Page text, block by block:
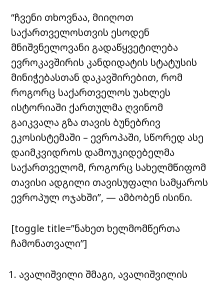
“ჩვენი თხოვნაა, მიიღოთ
საქართველოსთვის ესოდენ
მნიშვნელოვანი გადაწყვეტილება
ევროკავშირის კანდიდატის სტატუსის
მინიჭებასთან დაკავშირებით, რომ
როგორც საქართველოს უახლეს
ისტორიაში ქართულმა ღვინომ
გაიკვალა გზა თავის ბუნებრივ
ეკოსისტემაში – ევროპაში, სწორედ ასე
დაიმკვიდროს დამოუკიდებელმა
საქართველომ, როგორც სახელმწიფომ
თავისი ადგილი თავისუფალი სამყაროს
ევროპულ ოჯახში”, — ამბობენ ისინი.
[toggle title=”ნახეთ ხელმომწერთა
ჩამონათვალი”]
ავალიშვილი შმაგი, ავალიშვილის